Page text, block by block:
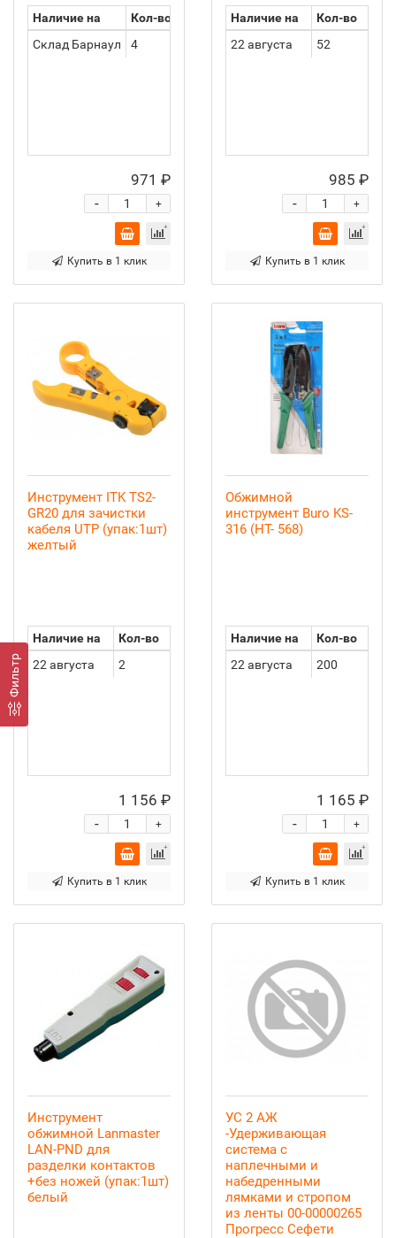
Фильтр
Наличие на
Кол-во
Склад Барнаул
4
971 ₽
+
-
Купить в 1 клик
Наличие на
Кол-во
22 августа
52
985 ₽
+
-
Купить в 1 клик
Инструмент ITK TS2-
GR20 для зачистки
кабеля UTP (упак:1шт)
желтый
Наличие на
Кол-во
22 августа
2
1 156 ₽
+
-
Купить в 1 клик
Обжимной
инструмент Buro KS-
316 (HT- 568)
Наличие на
Кол-во
22 августа
200
1 165 ₽
+
-
Купить в 1 клик
Инструмент
обжимной Lanmaster
LAN-PND для
разделки контактов
+без ножей (упак:1шт)
белый
УС 2 АЖ
-Удерживающая
система с
наплечными и
набедренными
лямками и стропом
из ленты 00-00000265
Прогресс Сефети